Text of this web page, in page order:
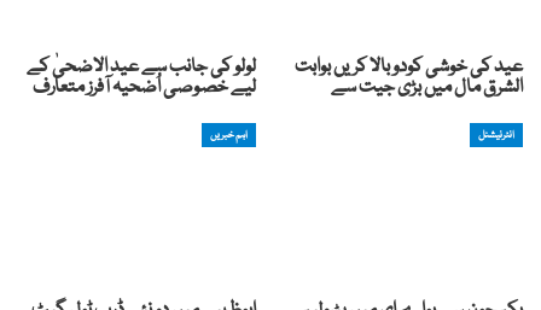
عید کی خوشی کودوبالا کریں بوابت
الشرق مال میں بڑی جیت سے
لولو کی جانب سے عید الاضحیٰ کے
لیے خصوصی اُضحیہ آفرز متعارف
انٹرنیشنل اہم خبریں